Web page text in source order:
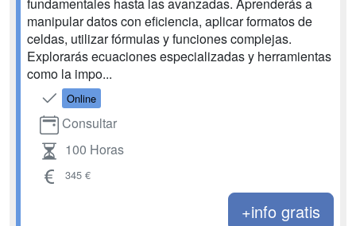
manipular datos con eficiencia, aplicar formatos de
celdas, utilizar fórmulas y funciones complejas.
Explorarás ecuaciones especializadas y herramientas
como la impo...
Online
Consultar
100 Horas
345 €
+info gratis